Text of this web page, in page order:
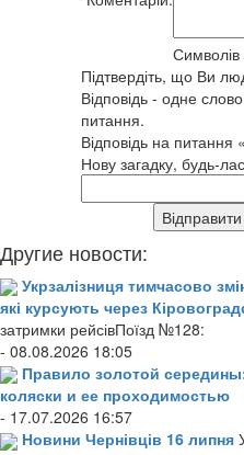
Підтвердіть, що Ви
Відповідь - одне
питання.
Відповідь на питання
Нову загадку, будь-
Другие новости:
Укрзалізниця тимчасово
які курсують через
затримки рейсівПоїзд №128:
- 08.08.2026 18:05
Правило золотой
коляски и ее проходимостью
- 17.07.2026 16:57
Новини Чернівців 16 липня